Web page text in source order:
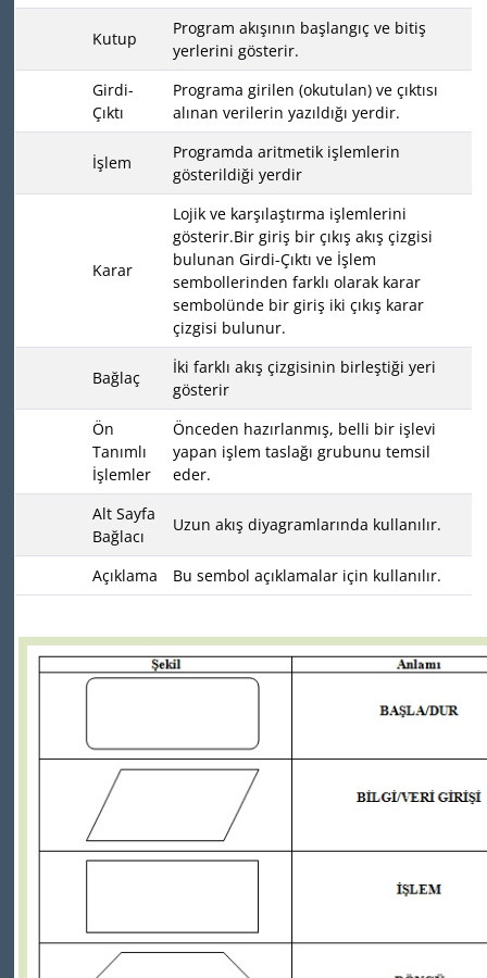
Kutup
Program akışının başlangıç ve bitiş
yerlerini gösterir.
Girdi-
Çıktı
Programa girilen (okutulan) ve çıktısı
alınan verilerin yazıldığı yerdir.
İşlem
Programda aritmetik işlemlerin
gösterildiği yerdir
Karar
Lojik ve karşılaştırma işlemlerini
gösterir.Bir giriş bir çıkış akış çizgisi
bulunan Girdi-Çıktı ve İşlem
sembollerinden farklı olarak karar
sembolünde bir giriş iki çıkış karar
çizgisi bulunur.
Bağlaç
İki farklı akış çizgisinin birleştiği yeri
gösterir
Ön
Tanımlı
İşlemler
Önceden hazırlanmış, belli bir işlevi
yapan işlem taslağı grubunu temsil
eder.
Alt Sayfa
Bağlacı
Uzun akış diyagramlarında kullanılır.
Açıklama Bu sembol açıklamalar için kullanılır.